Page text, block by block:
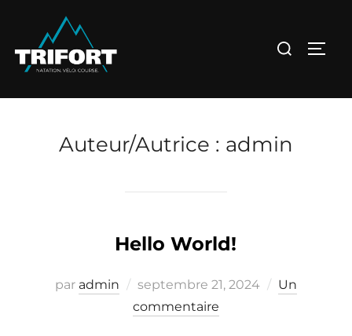
contenu
Rechercher :
Auteur/autrice : admin
Hello World!
par admin
Publié
le
septembre 21, 2024
Un
commentaire